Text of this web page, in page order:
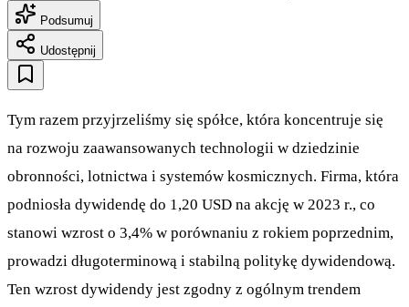
Podsumuj
Udostępnij
Tym razem przyjrzeliśmy się spółce, która koncentruje się
na rozwoju zaawansowanych technologii w dziedzinie
obronności, lotnictwa i systemów kosmicznych. Firma, która
podniosła dywidendę do 1,20 USD na akcję w 2023 r., co
stanowi wzrost o 3,4% w porównaniu z rokiem poprzednim,
prowadzi długoterminową i stabilną politykę dywidendową.
Ten wzrost dywidendy jest zgodny z ogólnym trendem